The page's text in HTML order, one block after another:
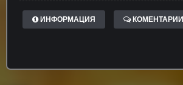
ИНФОРМАЦИЯ КОМЕНТАРИИ